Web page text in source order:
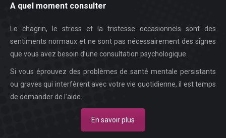
A quel moment consulter
Le chagrin, le stress et la tristesse occasionnels sont des
sentiments normaux et ne sont pas nécessairement des signes
que vous avez besoin d’une consultation psychologique.
Si vous éprouvez des problèmes de santé mentale persistants
ou graves qui interfèrent avec votre vie quotidienne, il est temps
de demander de l’aide.
En savoir plus